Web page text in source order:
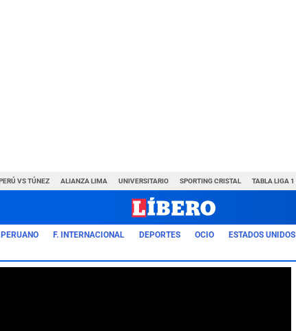
VS TÚNEZ ALIANZA LIMA UNIVERSITARIO SPORTING CRISTAL TABLA LIGA 1
F. INTERNACIONAL DEPORTES OCIO ESTADOS UNIDOS